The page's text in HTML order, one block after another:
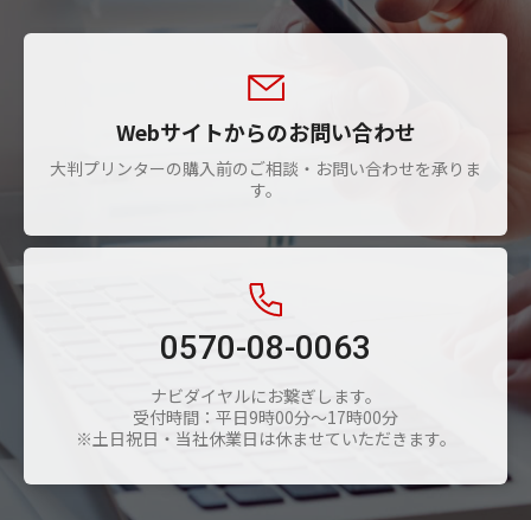
Webサイトからのお問い合わせ
大判プリンターの購入前のご相談・お問い合わせを承りま
す。
0570-08-0063
ナビダイヤルにお繋ぎします。
受付時間：平日9時00分～17時00分
※土日祝日・当社休業日は休ませていただきます。